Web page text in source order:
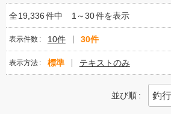
全19,336件中 1～30件を表示
表示件数 10件 30件
表示方法 標準 テキストのみ
並び順